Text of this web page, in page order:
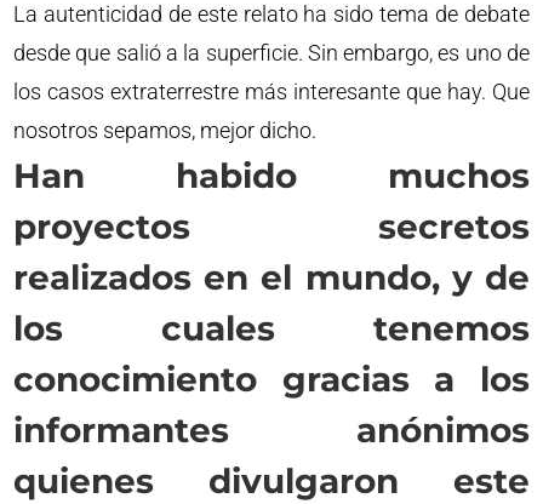
La autenticidad de este relato ha sido tema de debate
desde que salió a la superficie. Sin embargo, es uno de
los casos extraterrestre más interesante que hay. Que
nosotros sepamos, mejor dicho.
Han habido muchos
proyectos secretos
realizados en el mundo, y de
los cuales tenemos
conocimiento gracias a los
informantes anónimos
quienes divulgaron este